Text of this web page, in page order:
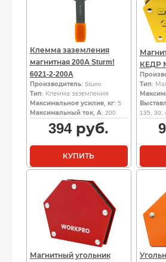
Клемма заземления
магнитная 200А Sturm!
6021-2-200A
Производитель: Sturm
Тип: Клемма заземления
Максимальное усилие, кг: 5
Максимальный ток, А: 200
394руб.
КУПИТЬ
КЕДР
Тип:
135, 30,
Магнитный угольник